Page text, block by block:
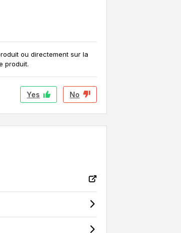
ou directement sur la
produit.
Yes No